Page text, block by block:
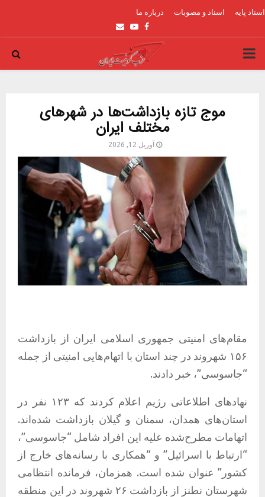
اسناد پایه اسناد و مصوبات درباره ما
Facebook
Youtube
Email
PRIMARY
موج تازه بازداشت‌ها در شهرهای
مختلف ایران
آوریل 12, 2026
مقام‌های امنیتی جمهوری اسلامی ایران از بازداشت
۱۵۶ شهروند در چند استان با اتهام‌هایی امنیتی از جمله
“جاسوسی”، خبر دادند.
نهادهای اطلاعاتی رژیم اعلام کردند که ۱۲۳ نفر در
استان‌های همدان، سمنان و گیلان بازداشت شده‌اند.
اتهامات مطرح‌شده علیه این افراد شامل “جاسوسی”،
“ارتباط با اسرائیل” و “همکاری با رسانه‌های خارج از
کشور” عنوان شده است. همزمان، فرمانده انتظامی
شهرستان نطنز از بازداشت ۲۶ شهروند در این منطقه